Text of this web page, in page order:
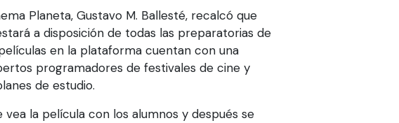
Planeta, Gustavo M. Ballesté, recalcó que
a disposición de todas las preparatorias de
en la plataforma cuentan con una
programadores de festivales de cine y
de estudio.
vea la película con los alumnos y después se